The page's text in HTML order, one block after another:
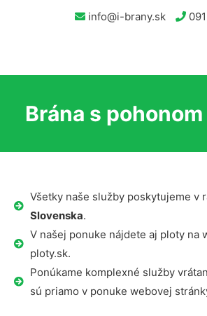
info@i-brany.sk
Brána s
Všetky naše služby poskytujeme v
Slovenska.
V našej ponuke nájdete aj ploty na
ploty.sk.
Ponúkame komplexné služby
sú priamo v ponuke webovej